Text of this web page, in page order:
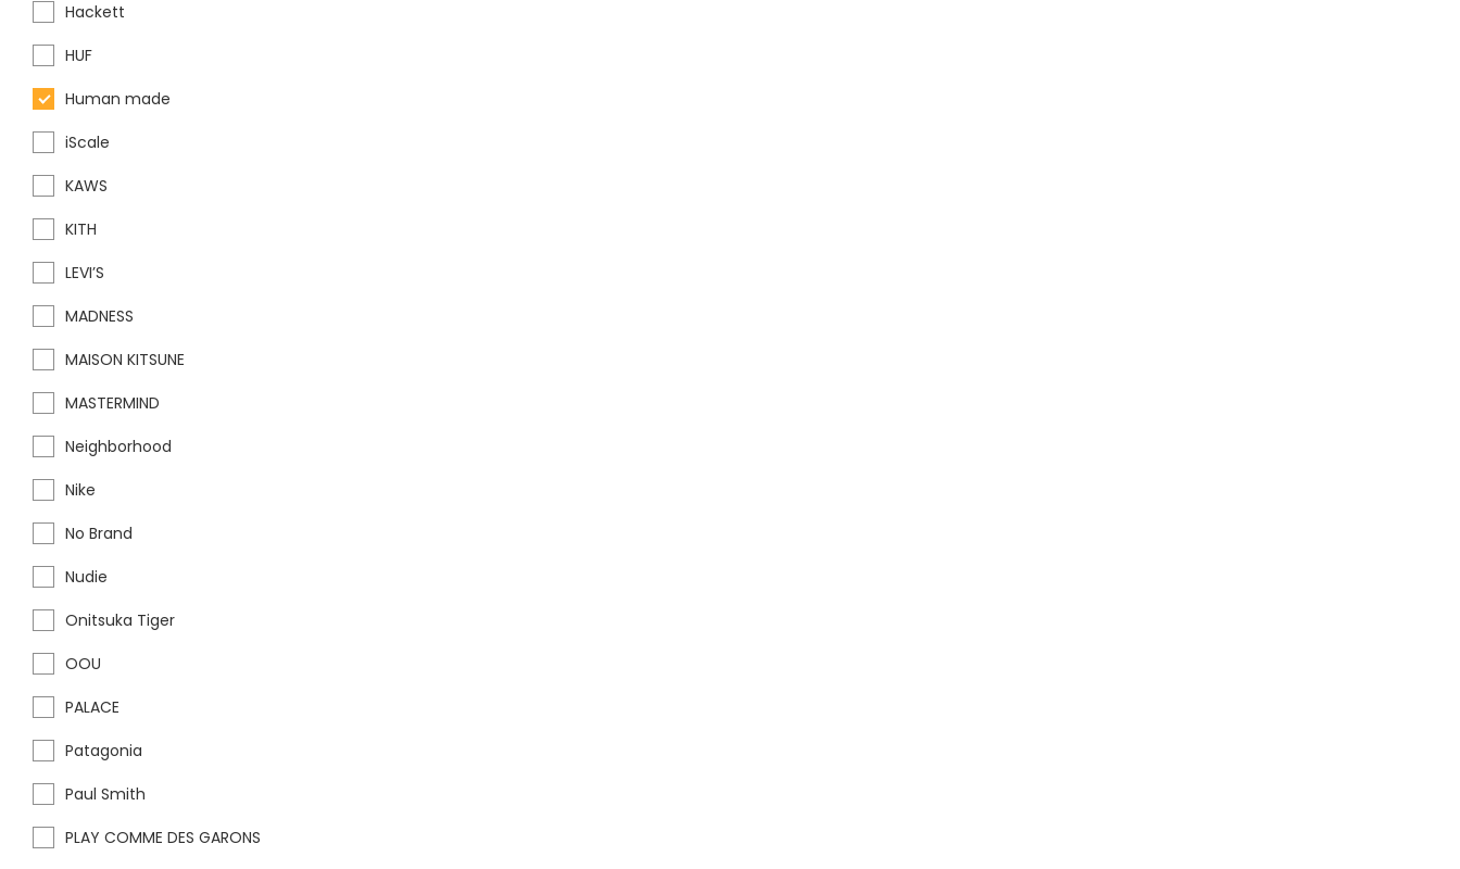
Hackett
HUF
Human made
iScale
KAWS
KITH
LEVI’S
MADNESS
MAISON KITSUNE
MASTERMIND
Neighborhood
Nike
No Brand
Nudie
Onitsuka Tiger
OOU
PALACE
Patagonia
Paul Smith
PLAY COMME DES GARONS